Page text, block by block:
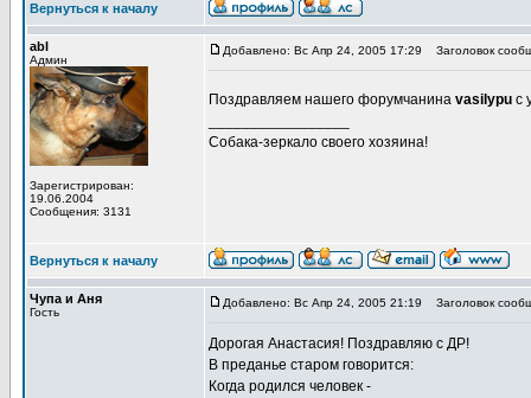
Вернуться к началу
abl
Админ
Зарегистрирован:
19.06.2004
Сообщения: 3131
Добавлено: Вс Апр 24, 2005 17:29 Заголовок
Поздравляем нашего форумчанина vasilypu с
Собака-зеркало своего хозяина!
Вернуться к началу
Чупа и Аня
Гость
Добавлено: Вс Апр 24, 2005 21:19 Заголовок
Дорогая Анастасия! Поздравляю с ДР!
В преданье старом говорится:
Когда родился человек -